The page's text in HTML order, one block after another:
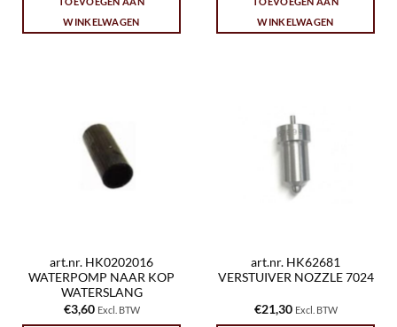
WINKELWAGEN
WINKELWAGEN
art.nr. HK0202016
WATERPOMP NAAR KOP
WATERSLANG
€3,60 Excl. BTW
art.nr. HK62681
VERSTUIVER NOZZLE 7024
€21,30 Excl. BTW